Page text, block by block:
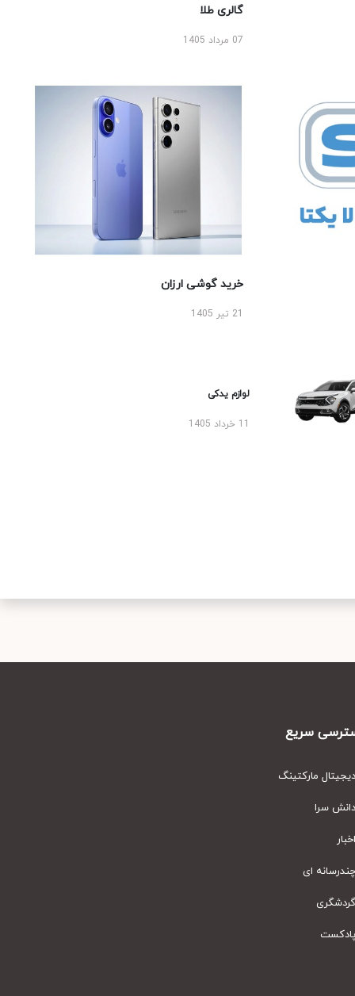
گالری طلا
07 مرداد 1405
خرید گوشی ارزان
لوازم یدکی
سریع
مارکتینگ
سرا
ای